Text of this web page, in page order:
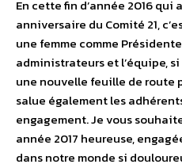
En cette fin d’année 2016 qui
anniversaire du Comité 21,
une femme comme
administrateurs et l’équipe,
une nouvelle feuille de route
salue également les
engagement. Je vous
année 2017 heureuse,
dans notre monde si